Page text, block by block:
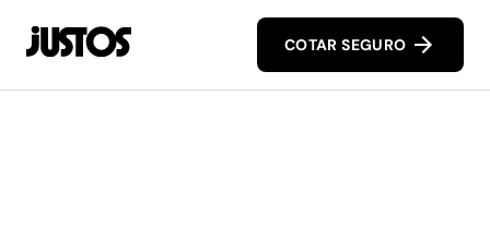
COTAR SEGURO